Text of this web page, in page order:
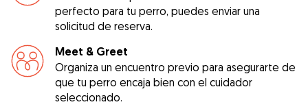
perfecto para tu perro, puedes enviar una
solicitud de reserva.
Meet & Greet
Organiza un encuentro previo para asegurarte de
que tu perro encaja bien con el cuidador
seleccionado.